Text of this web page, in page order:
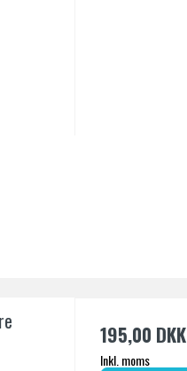
195,00 DKK
Inkl. moms